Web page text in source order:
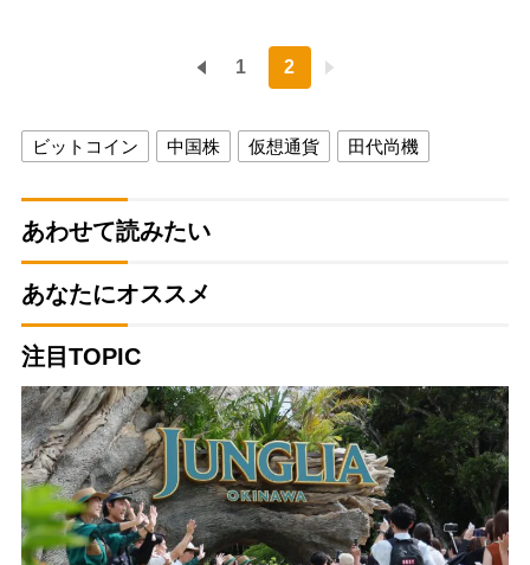
1 2
ビットコイン 中国株 仮想通貨 田代尚機
あわせて読みたい
あなたにオススメ
注目TOPIC